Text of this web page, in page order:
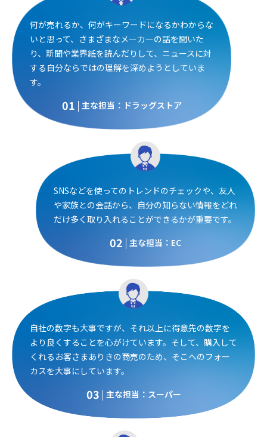
何が売れるか、何がキーワードになるかわからな
いと思って、さまざまなメーカーの話を聞いた
り、新聞や業界紙を読んだりして、ニュースに対
する自分ならではの理解を深めようとしていま
す。
01 主な担当：ドラッグストア
SNSなどを使ってのトレンドのチェックや、友人
や家族との会話から、自分の知らない情報をどれ
だけ多く取り入れることができるかが重要です。
02 主な担当：EC
自社の数字も大事ですが、それ以上に得意先の数字を
より良くすることを心がけています。そして、購入して
くれるお客さまありきの商売のため、そこへのフォー
カスを大事にしています。
03 主な担当：スーパー